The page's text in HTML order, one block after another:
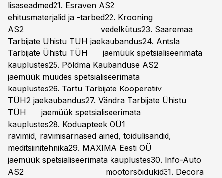
lisaseadmed21. Esraven AS2
ehitusmaterjalid ja -tarbed22. Krooning
AS2 vedelkütus23. Saaremaa
Tarbijate Ühistu TÜH jaekaubandus24. Antsla
Tarbijate Ühistu TÜH jaemüük spetsialiseerimata
kauplustes25. Põldma Kaubanduse AS2
jaemüük muudes spetsialiseerimata
kauplustes26. Tartu Tarbijate Kooperatiiv
TÜH2 jaekaubandus27. Vändra Tarbijate Ühistu
TÜH jaemüük spetsialiseerimata
kauplustes28. Koduapteek OÜ1
ravimid, ravimisarnased ained, toidulisandid,
meditsiinitehnika29. MAXIMA Eesti OÜ
jaemüük spetsialiseerimata kauplustes30. Info-Auto
AS2 mootorsõidukid31. Decora